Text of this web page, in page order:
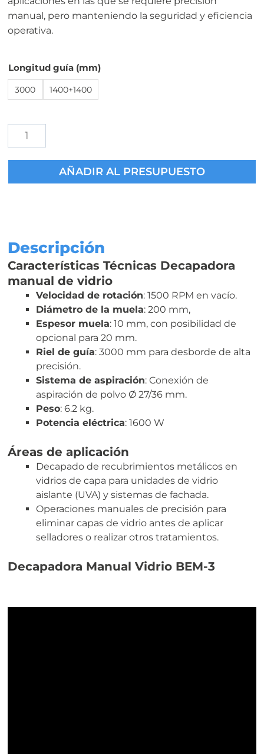
manual, pero manteniendo la seguridad y eficiencia
operativa.
Longitud guía (mm)
3000 1400+1400
Decapadora
Manual
Vidrio
3
AÑADIR AL PRESUPUESTO
Descripción
Características Técnicas Decapadora
manual de vidrio
Velocidad de rotación: 1500 RPM en vacío.
Diámetro de la muela: 200 mm,
Espesor muela: 10 mm, con posibilidad de
opcional para 20 mm.
Riel de guía: 3000 mm para desborde de alta
precisión.
Sistema de aspiración: Conexión de
aspiración de polvo Ø 27/36 mm.
Peso: 6.2 kg.
Potencia eléctrica: 1600 W
Áreas de aplicación
Decapado de recubrimientos metálicos en
vidrios de capa para unidades de vidrio
aislante (UVA) y sistemas de fachada.
Operaciones manuales de precisión para
eliminar capas de vidrio antes de aplicar
selladores o realizar otros tratamientos.
Decapadora Manual Vidrio BEM-3